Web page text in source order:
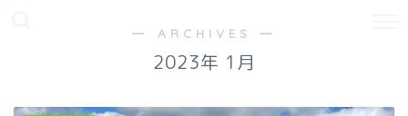
― ARCHIVES ―
2023年 1月